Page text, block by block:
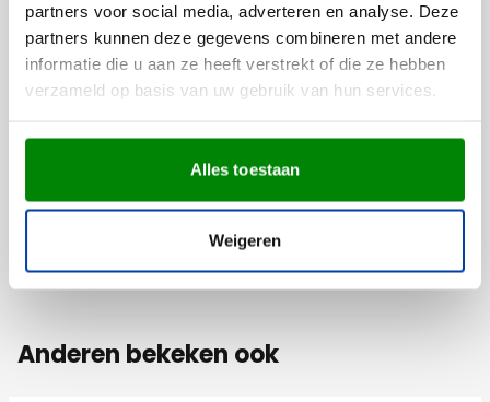
partners voor social media, adverteren en analyse. Deze
partners kunnen deze gegevens combineren met andere
informatie die u aan ze heeft verstrekt of die ze hebben
verzameld op basis van uw gebruik van hun services.
Alles toestaan
Weigeren
Specificaties
Productnummer
7159
Gewicht
430 gram
PVC, Staal, TPR
Afmetingen
16.8 cm x 9.1 cm x 3.9
Anderen bekeken ook